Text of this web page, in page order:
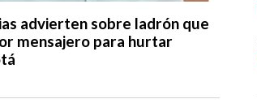
advierten sobre ladrón que
mensajero para hurtar